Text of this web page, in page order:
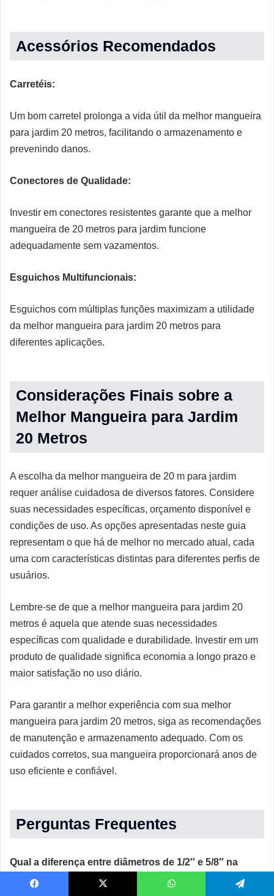
Acessórios Recomendados
Carretéis:
Um bom carretel prolonga a vida útil da melhor mangueira
para jardim 20 metros, facilitando o armazenamento e
prevenindo danos.
Conectores de Qualidade:
Investir em conectores resistentes garante que a melhor
mangueira de 20 metros para jardim funcione
adequadamente sem vazamentos.
Esguichos Multifuncionais:
Esguichos com múltiplas funções maximizam a utilidade
da melhor mangueira para jardim 20 metros para
diferentes aplicações.
Considerações Finais sobre a
Melhor Mangueira para Jardim
20 Metros
A escolha da melhor mangueira de 20 m para jardim
requer análise cuidadosa de diversos fatores. Considere
suas necessidades específicas, orçamento disponível e
condições de uso. As opções apresentadas neste guia
representam o que há de melhor no mercado atual, cada
uma com características distintas para diferentes perfis de
usuários.
Lembre-se de que a melhor mangueira para jardim 20
metros é aquela que atende suas necessidades
específicas com qualidade e durabilidade. Investir em um
produto de qualidade significa economia a longo prazo e
maior satisfação no uso diário.
Para garantir a melhor experiência com sua melhor
mangueira para jardim 20 metros, siga as recomendações
de manutenção e armazenamento adequado. Com os
cuidados corretos, sua mangueira proporcionará anos de
uso eficiente e confiável.
Perguntas Frequentes
Qual a diferença entre diâmetros de 1/2″ e 5/8″ na
melhor mangueira para jardim 20 metros?